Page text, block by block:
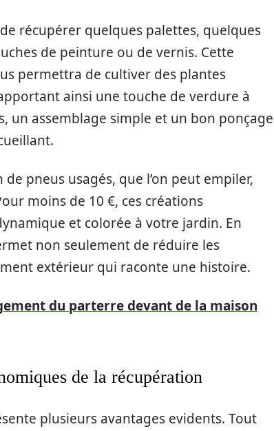
récupérer quelques palettes, quelques
de peinture ou de vernis. Cette
permettra de cultiver des plantes
ainsi une touche de verdure à
un assemblage simple et un bon ponçage
pneus usagés, que l’on peut empiler,
moins de 10 €, ces créations
et colorée à votre jardin. En
non seulement de réduire les
extérieur qui raconte une histoire.
du parterre devant de la maison
de la récupération
plusieurs avantages evidents. Tout